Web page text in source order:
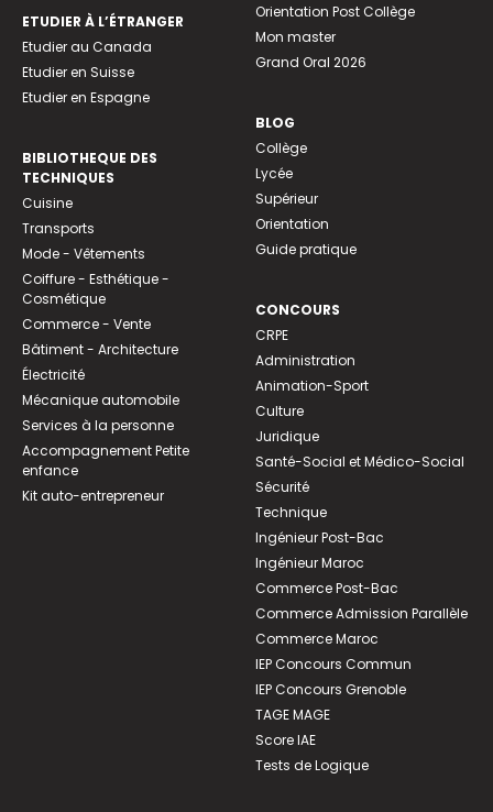
ETUDIER À L’ÉTRANGER
Etudier au Canada
Etudier en Suisse
Etudier en Espagne
BIBLIOTHEQUE DES
TECHNIQUES
Cuisine
Transports
Mode - Vêtements
Coiffure - Esthétique -
Cosmétique
Commerce - Vente
Bâtiment - Architecture
Électricité
Mécanique automobile
Services à la personne
Accompagnement Petite
enfance
Kit auto-entrepreneur
Orientation Post Collège
Mon master
Grand Oral 2026
BLOG
Collège
Lycée
Supérieur
Orientation
Guide pratique
CONCOURS
CRPE
Administration
Animation-Sport
Culture
Juridique
Santé-Social et Médico-Social
Sécurité
Technique
Ingénieur Post-Bac
Ingénieur Maroc
Commerce Post-Bac
Commerce Admission Parallèle
Commerce Maroc
IEP Concours Commun
IEP Concours Grenoble
TAGE MAGE
Score IAE
Tests de Logique